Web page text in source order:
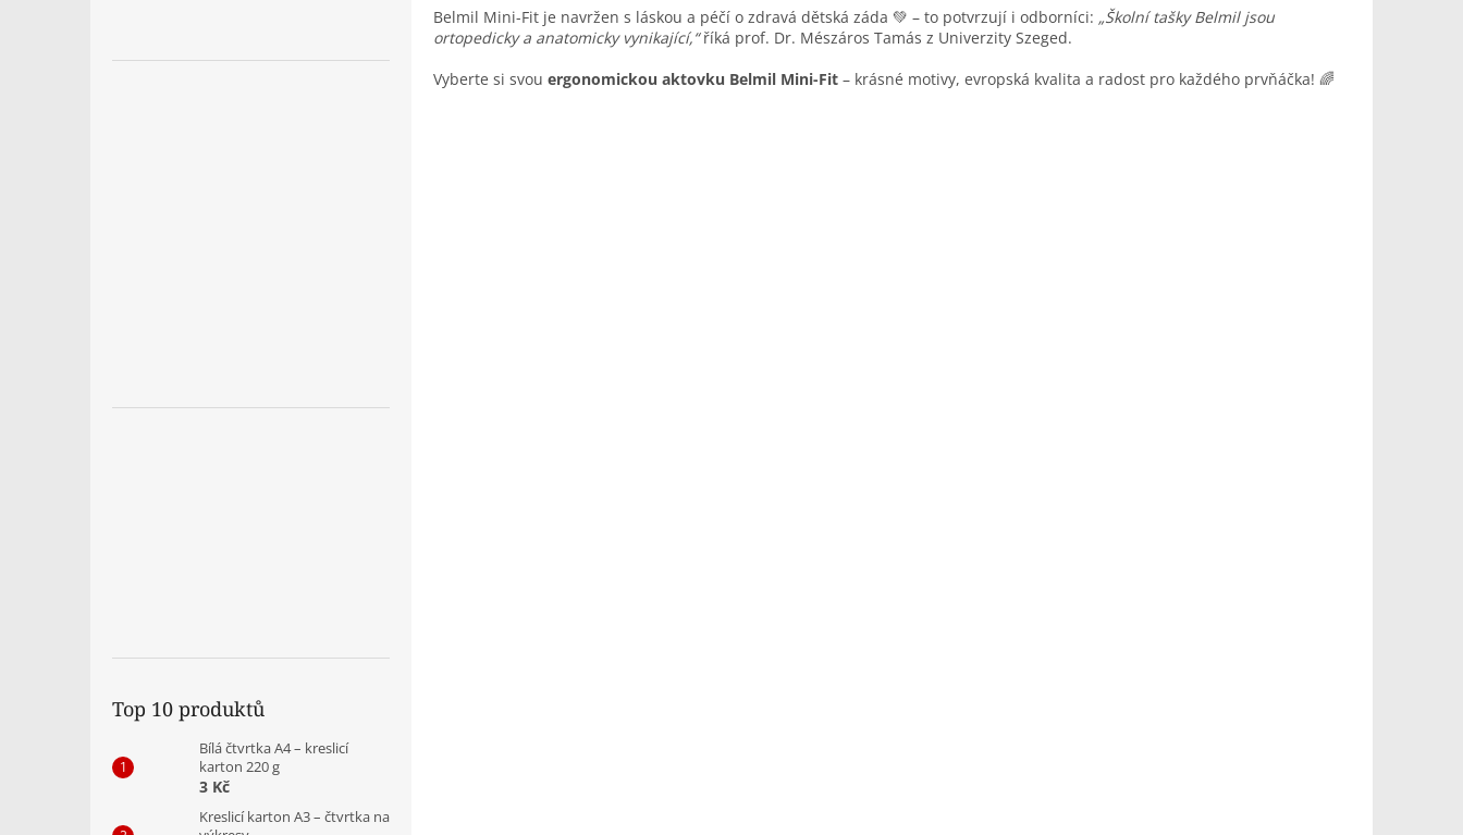
Top 10 produktů
Bílá čtvrtka A4 – kreslicí
karton 220 g
3 Kč
Kreslicí karton A3 – čtvrtka na
v
k
v
Belmil Mini-Fit je navržen s láskou a péčí o zdravá dětská záda 💚 – to potvrzují i odborníci: „Školní tašky Belmil jsou
ortopedicky a anatomicky vynikající,“říká prof. Dr. Mészáros Tamás z Univerzity Szeged.
Vyberte si svou ergonomickou aktovku Belmil Mini-Fit – krásné motivy, evropská kvalita a radost pro každého prvňáčka! 🌈